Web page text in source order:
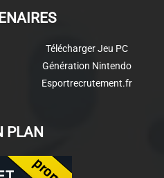
Télécharger Jeu PC
Génération Nintendo
Esportrecrutement.fr
PLAN